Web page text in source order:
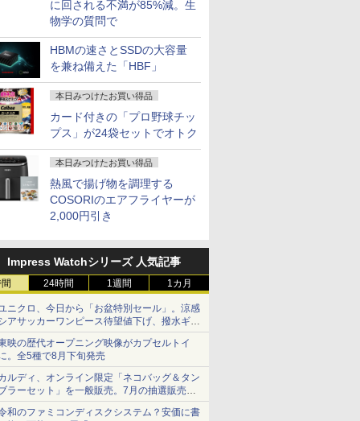
に回される不満が85%減。生
物学の質問で
HBMの速さとSSDの大容量
を兼ね備えた「HBF」
本日みつけたお買い得品
カード付きの「プロ野球チッ
プス」が24袋セットでオトク
本日みつけたお買い得品
熱風で揚げ物を調理する
COSORIのエアフライヤーが
2,000円引き
Impress Watchシリーズ 人気記事
24時間 1週間 1カ月
ニクロ、今日から「お盆特別セール」。涼感
アサッカーワンピース待望値下げ、撥水ギア
ョーツは1990円に
映の歴代オープニング映像がカプセルトイ
。全5種で8月下旬発売
ルディ、オンライン限定「ネコバッグ＆タン
ラーセット」を一般販売。7月の抽選販売の
選無効分
和のファミコンディスクシステム？安価に書